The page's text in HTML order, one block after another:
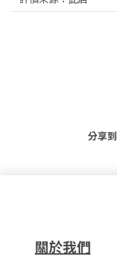
分享到
關於我們